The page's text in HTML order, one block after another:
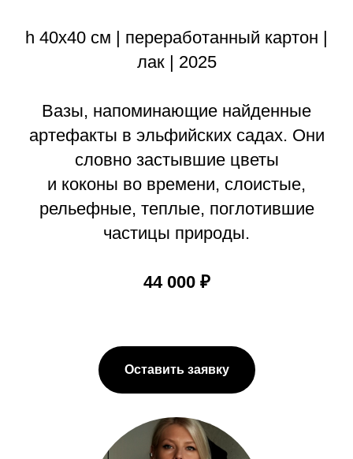
h 40х40 см | переработанный картон |
лак | 2025
Вазы, напоминающие найденные
артефакты в эльфийских садах. Они
словно застывшие цветы
и коконы во времени, слоистые,
рельефные, теплые, поглотившие
частицы природы.
44 000 ₽
Оставить заявку